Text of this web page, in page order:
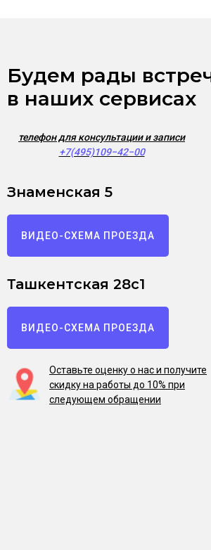
Будем рады
в наших сервисах
телефон для консультации и записи
+7(495)109−42−00
Знаменская 5
ВИДЕО-СХЕМА ПРОЕЗДА
Ташкентская 28с1
ВИДЕО-СХЕМА ПРОЕЗДА
Оставьте оценку о нас и получите
скидку на работы до 10% при
следующем обращении